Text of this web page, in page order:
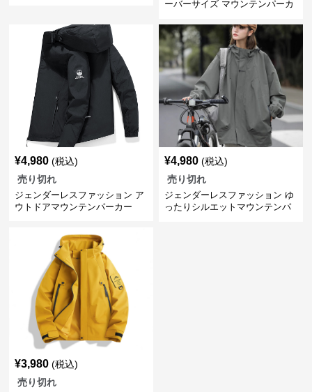
ーバーサイズ マウンテンパーカ
¥4,980 (税込)
売り切れ
ジェンダーレスファッション ア
ウトドアマウンテンパーカー
¥4,980 (税込)
売り切れ
ジェンダーレスファッション ゆ
ったりシルエットマウンテンパ
¥3,980 (税込)
売り切れ